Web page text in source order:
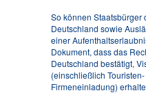
So können Staatsbürger
Deutschland sowie
einer
Dokument, dass das
Deutschland bestätigt,
(einschließlich
Firmeneinladung)